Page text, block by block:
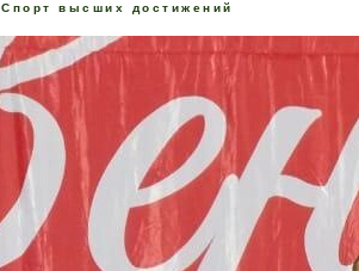
Спорт высших достижений